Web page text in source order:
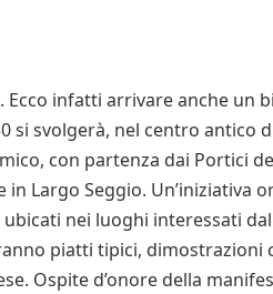
. Ecco infatti arrivare anche un
si svolgerà, nel centro antico
con partenza dai Portici
Largo Seggio. Un’iniziativa
nei luoghi interessati
piatti tipici, dimostrazioni
Ospite d’onore della